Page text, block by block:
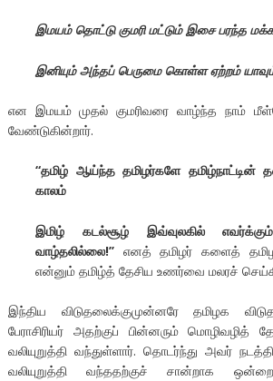
இமயம் தொட்டு குமரி மட்டும் இசை பரந்த
இனியும் அந்தப் பெருமை கொள்ள ஏற்றம்
என இமயம் முதல் குமரிவரை வாழ்ந்த நாம்
வேண்டுகின்றார்.
“தமிழ் ஆய்ந்த தமிழர்களே தமிழ்நாட்டின்
காலம்
இமிழ் கடல்சூழ் இவ்வுலகில்
வாழ்தலில்லை!’’எனத் தமிழர் களைத்
என்னும் தமிழ்த் தேசிய உணர்வை மலரச்
இந்திய விடுதலைக்குமுன்னரே தமிழக
பேராசிரியர் அதற்குப் பின்னரும் மொழிவழித்
வலியுறுத்தி வந்துள்ளார். தொடர்ந்து அவர்
வலியுறுத்தி வந்ததற்குச் சான்றாக